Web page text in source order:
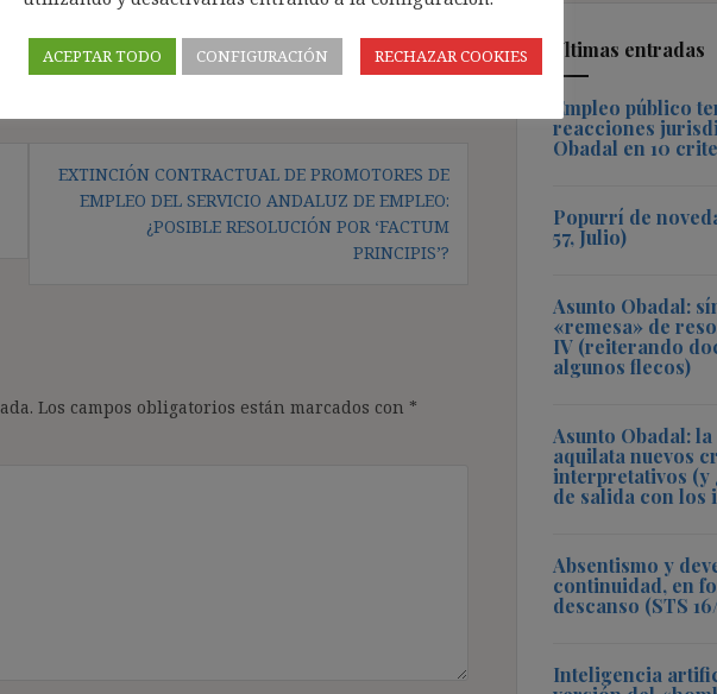
EXTINCIÓN CONTRACTUAL DE PROMOTORES DE
EMPLEO DEL SERVICIO ANDALUZ DE EMPLEO:
¿POSIBLE RESOLUCIÓN POR ‘FACTUM
PRINCIPIS’?
Los campos obligatorios están marcados con *
Últimas entradas
Empleo público
reacciones
Obadal en 10
Popurrí de
57, Julio)
Asunto Obadal:
«remesa» de
IV (reiterando
algunos flecos)
Asunto Obadal:
aquilata nuevos
interpretativos (y
de salida con los
Absentismo y
continuidad, en
descanso (STS
Inteligencia
ACEPTAR TODO CONFIGURACIÓN RECHAZAR COOKIES